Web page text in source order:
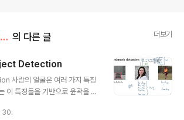
Convolutional Neural Networks/3주차 의 다른 글 더보기
Detection
사람의 얼굴은 여러 가지 특징
이 특징들을 기반으로 윤곽을 잡
가장 자리 등을 캐치할 수 있습
30.